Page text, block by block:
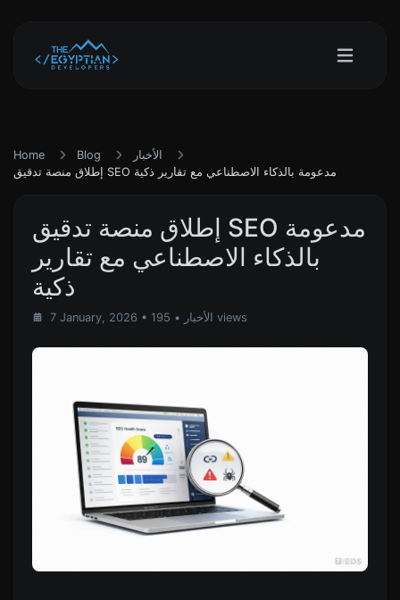
Home Blog
الأخبار
إطلاق منصة تدقيق SEO مدعومة بالذكاء الاصطناعي مع تقارير ذكية
إطلاق منصة تدقيق SEO مدعومة
بالذكاء الاصطناعي مع تقارير
ذكية
7 January, 2026 • الأخبار • 195 views